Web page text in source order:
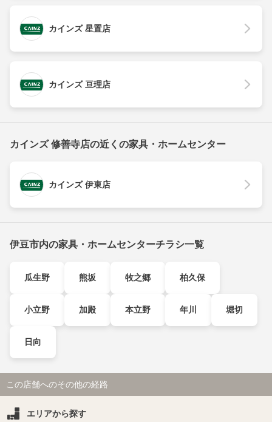
カインズ 星置店
カインズ 亘理店
カインズ 修善寺店の近くの家具・ホームセンター
カインズ 伊東店
伊豆市内の家具・ホームセンターチラシ一覧
瓜生野 熊坂 牧之郷 柏久保
小立野 加殿 本立野 年川 堀切
日向
この店舗へのその他の経路
エリアから探す